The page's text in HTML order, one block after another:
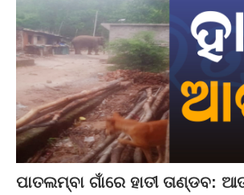
ପାତଲମ୍ବା ଗାଁରେ ହାତୀ ତାଣ୍ଡବ: